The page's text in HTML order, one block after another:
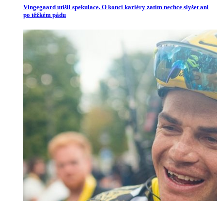
Vingegaard utišil spekulace. O konci kariéry zatím nechce slyšet ani
po těžkém pádu